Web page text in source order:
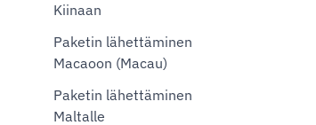
Kiinaan
Paketin lähettäminen
Macaoon (Macau)
Paketin lähettäminen
Maltalle